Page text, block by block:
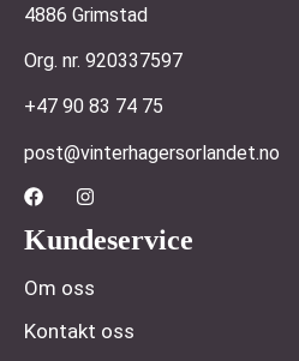
4886 Grimstad
Org. nr. 920337597
+47 90 83 74 75
post@vinterhagersorlandet.no
Kundeservice
Om oss
Kontakt oss